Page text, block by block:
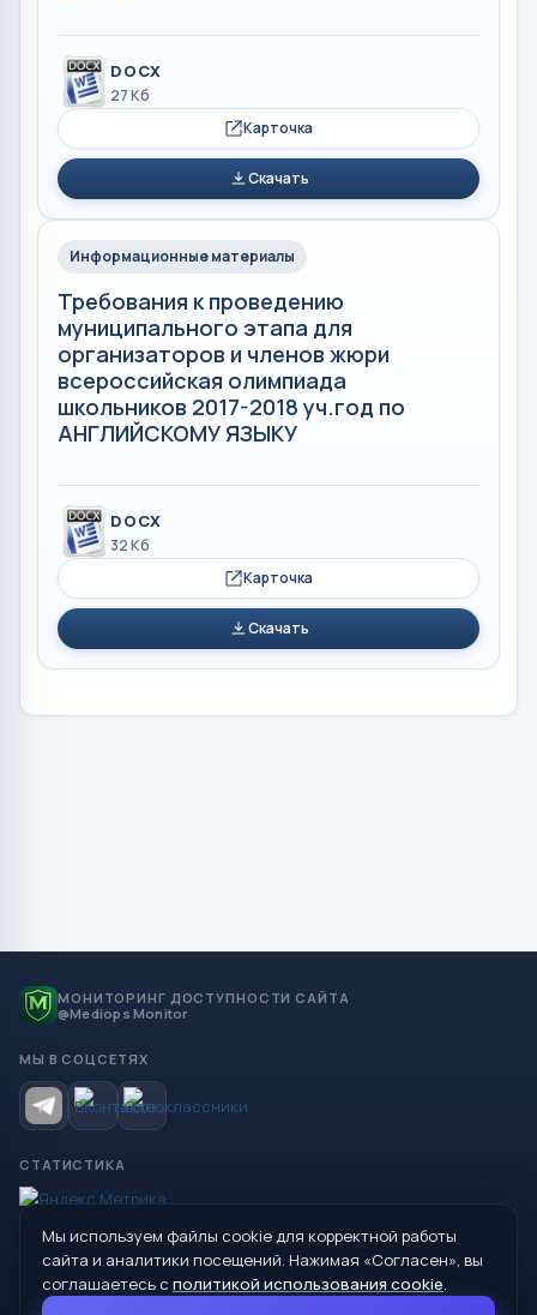
DOCX
27 Кб
Карточка
Скачать
Информационные материалы
Требования к проведению
муниципального этапа для
организаторов и членов жюри
всероссийская олимпиада
школьников 2017-2018 уч.год по
АНГЛИЙСКОМУ ЯЗЫКУ
DOCX
32 Кб
Карточка
Скачать
МОНИТОРИНГ ДОСТУПНОСТИ САЙТА
@Mediops Monitor
МЫ В СОЦСЕТЯХ
СТАТИСТИКА
© 2026 Управление образования Администрации МО
Сухой Лог
624800, Свердловская область, г. Сухой Лог, ул. Кирова, дом 7
Мы используем файлы cookie для корректной работы
сайта и аналитики посещений. Нажимая «Согласен», вы
соглашаетесь с политикой использования cookie.